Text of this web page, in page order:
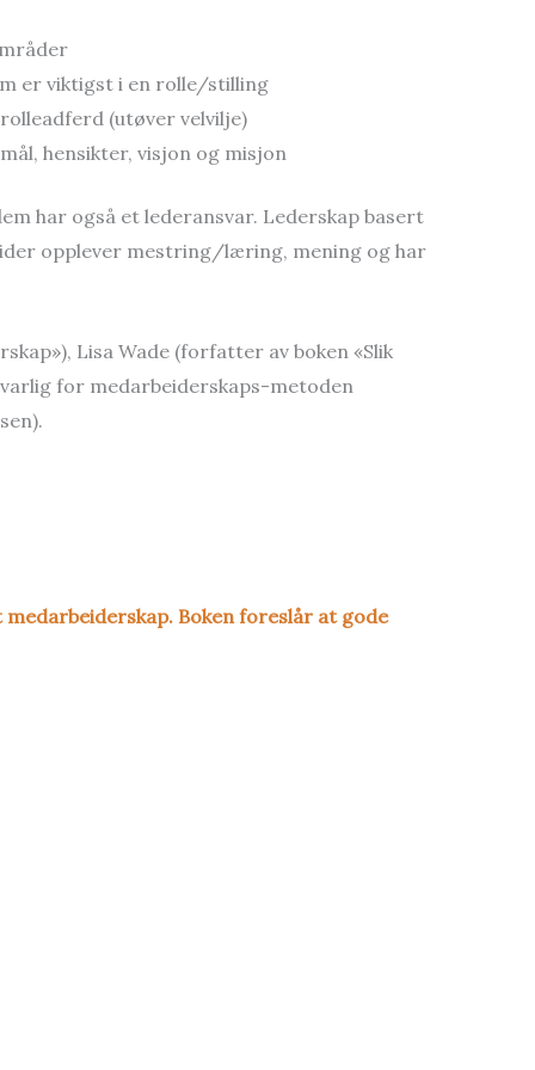
er viktigst i en rolle/stilling
(utøver velvilje)
hensikter, visjon og misjon
har også et lederansvar. Lederskap basert
opplever mestring/læring, mening og har
Lisa Wade (forfatter av boken «Slik
for medarbeiderskaps-metoden
Boken foreslår at gode